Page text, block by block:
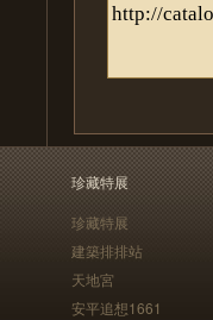
珍藏特展
珍藏特展
建築排排站
天地宮
安平追想1661